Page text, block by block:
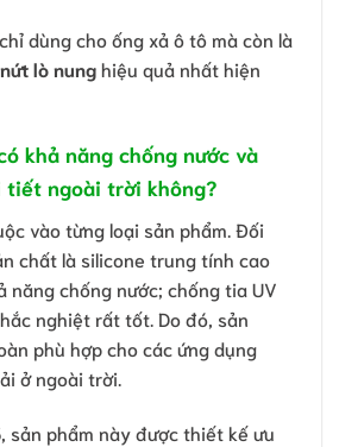
dùng cho ống xả ô tô mà còn là
lò nunghiệu quả nhất hiện
khả năng chống nước và
tiết ngoài trời không?
vào từng loại sản phẩm. Đối
chất là silicone trung tính cao
năng chống nước; chống tia UV
nghiệt rất tốt. Do đó, sản
phù hợp cho các ứng dụng
ở ngoài trời.
sản phẩm này được thiết kế ưu